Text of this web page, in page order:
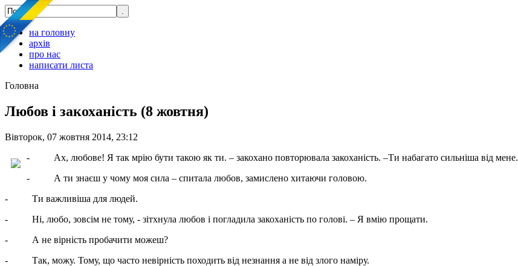
на головну
архів
про нас
написати листа
Головна
Любов і закоханість (8 жовтня)
Вівторок, 07 жовтня 2014, 23:12
- Ах, любове! Я так мрію бути такою як ти. – закохано повторювала закоханість. –Ти набагато сильніша від мене.
- А ти знаєш у чому моя сила – спитала любов, замислено хитаючи головою.
- Ти важливіша для людей.
- Ні, любо, зовсім не тому, - зітхнула любов і погладила закоханість по голові. – Я вмію прощати.
- А не вірність пробачити можеш?
- Так, можу. Тому, що часто невірність походить від незнання а не від злого наміру.